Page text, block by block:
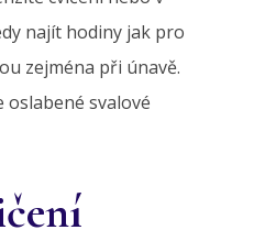
najít hodiny jak pro
zejména při únavě.
oslabené svalové